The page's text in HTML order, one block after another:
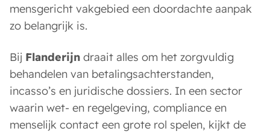
mensgericht vakgebied een doordachte aanpak
zo belangrijk is.
Bij Flanderijn draait alles om het zorgvuldig
behandelen van betalingsachterstanden,
incasso’s en juridische dossiers. In een sector
waarin wet- en regelgeving, compliance en
menselijk contact een grote rol spelen, kijkt de